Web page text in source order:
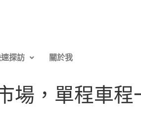
探訪 關於我
場，單程車程